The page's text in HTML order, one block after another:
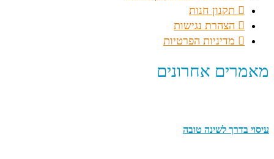
תקנון חנות
הצהרת נגישות
מדיניות הפרטיות
מאמרים אחרונים
עיסוי בדרך לשינה טובה